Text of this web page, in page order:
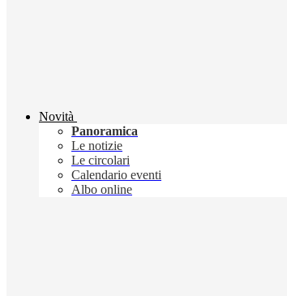
Novità
Panoramica
Le notizie
Le circolari
Calendario eventi
Albo online